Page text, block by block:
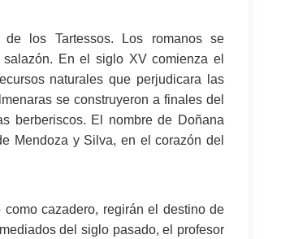
los Tartessos. Los romanos se
En el siglo XV comienza el
naturales que perjudicara las
se construyeron a finales del
berberiscos. El nombre de Doñana
Mendoza y Silva, en el corazón del
cazadero, regirán el destino de
del siglo pasado, el profesor